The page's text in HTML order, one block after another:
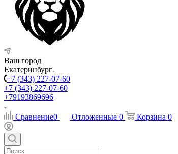
Ваш город
Екатеринбург
+7 (343) 227-07-60
+7 (343) 227-07-60
+79193869696
Сравнение0 Отложенные 0 Корзина 0